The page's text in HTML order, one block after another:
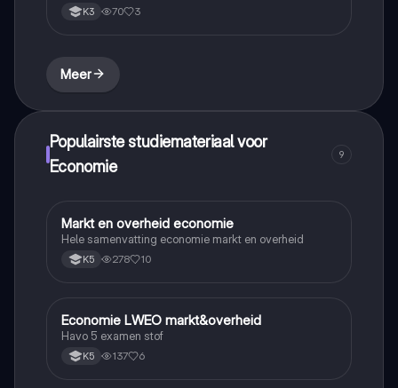
K3 70 3
Meer
Populairste studiemateriaal voor
Economie
9
Economie
Markt en overheid economie
Hele samenvatting economie markt en overheid
K5 278 10
Economie
Economie LWEO markt&overheid
Havo 5 examen stof
K5 137 6